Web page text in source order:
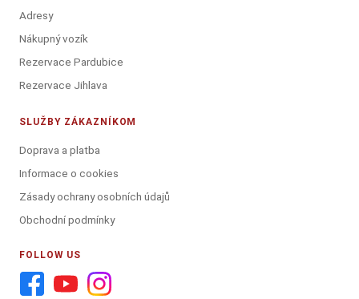
Adresy
Nákupný vozík
Rezervace Pardubice
Rezervace Jihlava
SLUŽBY ZÁKAZNÍKOM
Doprava a platba
Informace o cookies
Zásady ochrany osobních údajů
Obchodní podmínky
FOLLOW US